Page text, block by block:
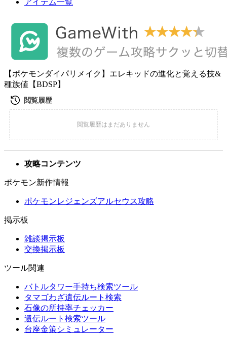
アイテム一覧
【ポケモンダイパリメイク】エレキッドの進化と覚える技&
種族値【BDSP】
攻略コンテンツ
ポケモン新作情報
ポケモンレジェンズアルセウス攻略
掲示板
雑談掲示板
交換掲示板
ツール関連
バトルタワー手持ち検索ツール
タマゴわざ遺伝ルート検索
石像の所持率チェッカー
遺伝ルート検索ツール
台座金策シミュレーター